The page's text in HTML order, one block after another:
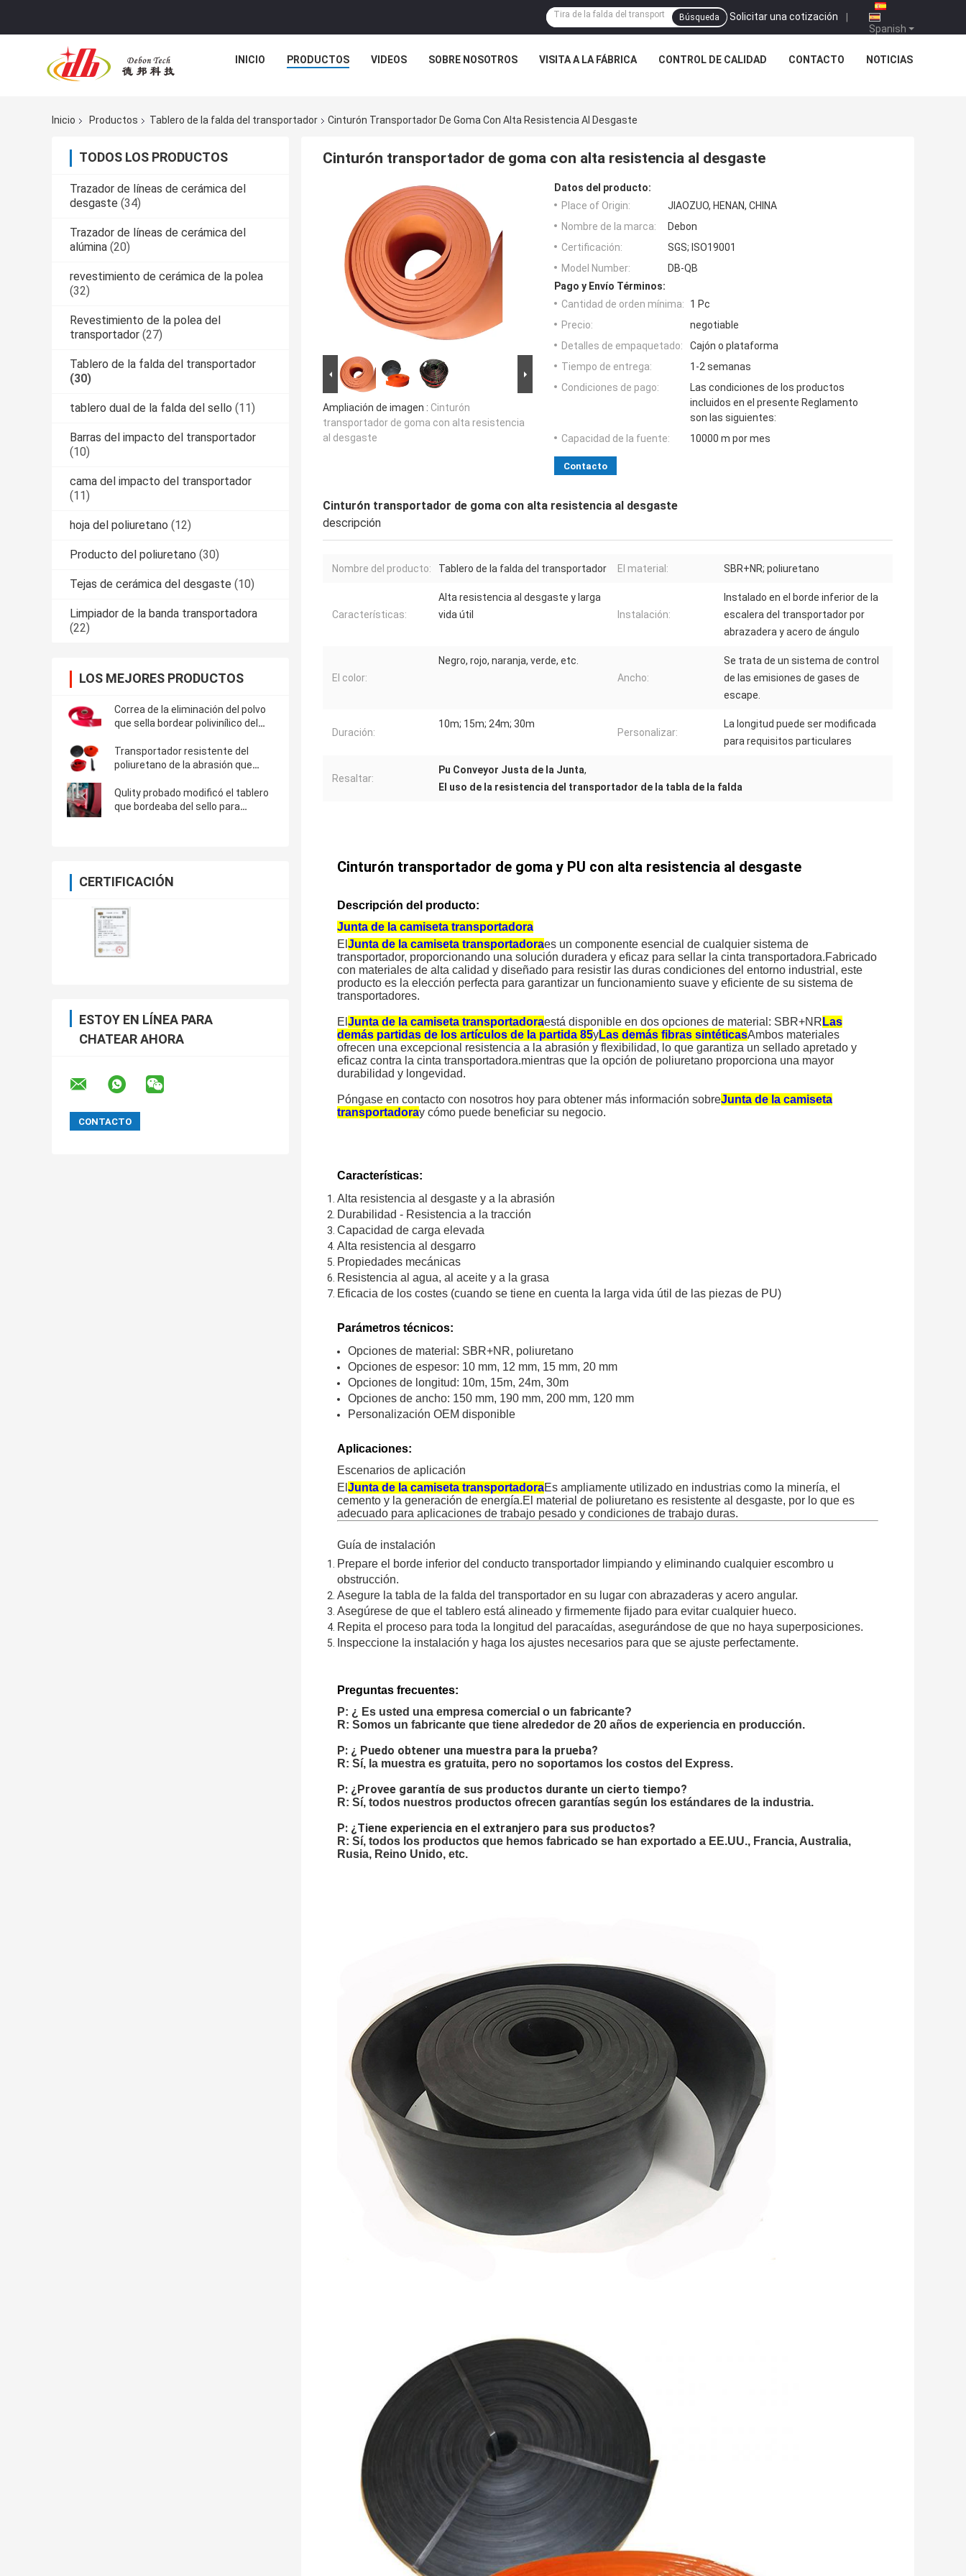
Spanish
Solicitar una cotización |
Búsqueda
INICIO PRODUCTOS VIDEOS SOBRE NOSOTROS VISITA A LA FÁBRICA CONTROL DE CALIDAD CONTACTO NOTICIAS
Inicio Productos Tablero de la falda del transportador Cinturón Transportador De Goma Con Alta Resistencia Al Desgaste
TODOS LOS PRODUCTOS
Trazador de líneas de cerámica del
desgaste (34)
Trazador de líneas de cerámica del
alúmina (20)
revestimiento de cerámica de la polea
(32)
Revestimiento de la polea del
transportador (27)
Tablero de la falda del transportador
(30)
tablero dual de la falda del sello (11)
Barras del impacto del transportador
(10)
cama del impacto del transportador
(11)
hoja del poliuretano (12)
Producto del poliuretano (30)
Tejas de cerámica del desgaste (10)
Limpiador de la banda transportadora
(22)
LOS MEJORES PRODUCTOS
Correa de la eliminación del polvo
que sella bordear polivinílico del
poliuretano del transportador de
Skirtboard
Transportador resistente del
poliuretano de la abrasión que
para la banda transportadora
Qulity probado modificó el tablero
que bordeaba del sello para
CERTIFICACIÓN
ESTOY EN LÍNEA PARA
CHATEAR AHORA
Cinturón transportador de goma con alta resistencia al desgaste
Ampliación de imagen : Cinturón
transportador de goma con alta resistencia
al desgaste
Datos del producto:
Place of Origin:
JIAOZUO, HENAN, CHINA
Nombre de la marca:
Debon
Certificación:
SGS; ISO19001
Model Number:
DB-QB
Pago y Envío Términos:
Cantidad de orden mínima:
1 Pc
Precio:
negotiable
Detalles de empaquetado:
Cajón o plataforma
Tiempo de entrega:
1-2 semanas
Condiciones de pago:
Las condiciones de los productos
incluidos en el presente Reglamento
son las siguientes:
Capacidad de la fuente:
10000 m por mes
Contacto
Cinturón transportador de goma con alta resistencia al desgaste
descripción
Nombre del producto: Tablero de la falda del transportador El material: SBR+NR; poliuretano
Características:
Alta resistencia al desgaste y larga
vida útil
Instalación:
Instalado en el borde inferior de la
escalera del transportador por
abrazadera y acero de ángulo
El color:
Negro, rojo, naranja, verde, etc.
Ancho:
Se trata de un sistema de control
de las emisiones de gases de
escape.
Duración:
10m; 15m; 24m; 30m
Personalizar:
La longitud puede ser modificada
para requisitos particulares
Resaltar:
Pu Conveyor Justa de la Junta,
El uso de la resistencia del transportador de la tabla de la falda
Cinturón transportador de goma y PU con alta resistencia al desgaste
Descripción del producto:
Junta de la camiseta transportadora
El Junta de la camiseta transportadoraes un componente esencial de cualquier sistema de
transportador, proporcionando una solución duradera y eficaz para sellar la cinta transportadora.Fabricado
con materiales de alta calidad y diseñado para resistir las duras condiciones del entorno industrial, este
producto es la elección perfecta para garantizar un funcionamiento suave y eficiente de su sistema de
transportadores.
El Junta de la camiseta transportadoraestá disponible en dos opciones de material: SBR+NR Las
demás partidas de los artículos de la partida 85yLas demás fibras sintéticasAmbos materiales
ofrecen una excepcional resistencia a la abrasión y flexibilidad, lo que garantiza un sellado apretado y
eficaz contra la cinta transportadora.mientras que la opción de poliuretano proporciona una mayor
durabilidad y longevidad.
Póngase en contacto con nosotros hoy para obtener más información sobreJunta de la camiseta
transportadoray cómo puede beneficiar su negocio.
Características:
Alta resistencia al desgaste y a la abrasión
Durabilidad - Resistencia a la tracción
Capacidad de carga elevada
Alta resistencia al desgarro
Propiedades mecánicas
Resistencia al agua, al aceite y a la grasa
Eficacia de los costes (cuando se tiene en cuenta la larga vida útil de las piezas de PU)
Parámetros técnicos:
Opciones de material: SBR+NR, poliuretano
Opciones de espesor: 10 mm, 12 mm, 15 mm, 20 mm
Opciones de longitud: 10m, 15m, 24m, 30m
Opciones de ancho: 150 mm, 190 mm, 200 mm, 120 mm
Personalización OEM disponible
Aplicaciones:
Escenarios de aplicación
El Junta de la camiseta transportadoraEs ampliamente utilizado en industrias como la minería, el
cemento y la generación de energía.El material de poliuretano es resistente al desgaste, por lo que es
adecuado para aplicaciones de trabajo pesado y condiciones de trabajo duras.
Guía de instalación
Prepare el borde inferior del conducto transportador limpiando y eliminando cualquier escombro u
obstrucción.
Asegure la tabla de la falda del transportador en su lugar con abrazaderas y acero angular.
Asegúrese de que el tablero está alineado y firmemente fijado para evitar cualquier hueco.
Repita el proceso para toda la longitud del paracaídas, asegurándose de que no haya superposiciones.
Inspeccione la instalación y haga los ajustes necesarios para que se ajuste perfectamente.
Preguntas frecuentes:
P: ¿ Es usted una empresa comercial o un fabricante?
R: Somos un fabricante que tiene alrededor de 20 años de experiencia en producción.
P: ¿ Puedo obtener una muestra para la prueba?
R: Sí, la muestra es gratuita, pero no soportamos los costos del Express.
P: ¿Provee garantía de sus productos durante un cierto tiempo?
R: Sí, todos nuestros productos ofrecen garantías según los estándares de la industria.
P: ¿Tiene experiencia en el extranjero para sus productos?
R: Sí, todos los productos que hemos fabricado se han exportado a EE.UU., Francia, Australia,
Rusia, Reino Unido, etc.